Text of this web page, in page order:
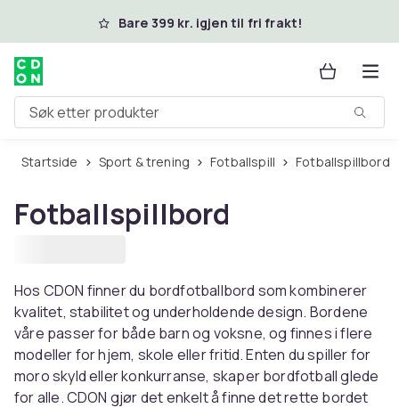
Hopp til hovedinnholdBare 399 kr. igjen til fri frakt!
Søk etter produkter
Startside Sport & trening Fotballspill Fotballspillbord
Fotballspillbord
Hos CDON finner du bordfotballbord som kombinerer
kvalitet, stabilitet og underholdende design. Bordene
våre passer for både barn og voksne, og finnes i flere
modeller for hjem, skole eller fritid. Enten du spiller for
moro skyld eller konkurranse, skaper bordfotball glede
for alle. CDON gjør det enkelt å finne det rette bordet